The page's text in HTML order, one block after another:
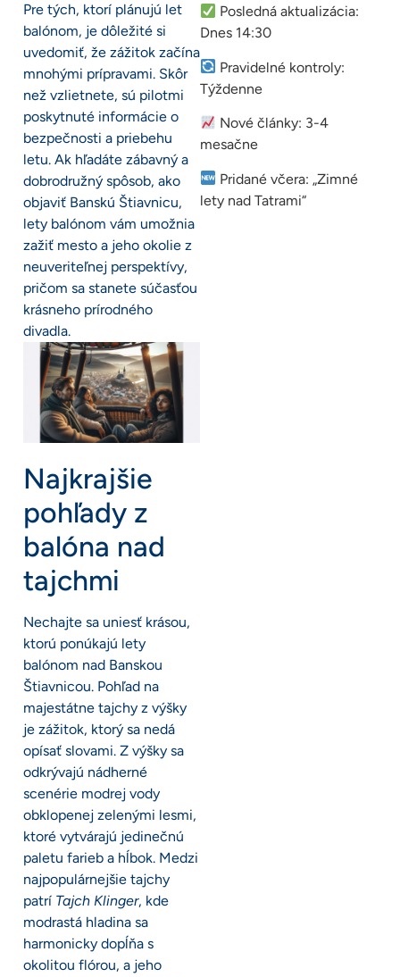
Pre tých, ktorí plánujú let
balónom, je dôležité si
uvedomiť, že zážitok začína
mnohými prípravami. Skôr
než vzlietnete, sú pilotmi
poskytnuté informácie o
bezpečnosti a priebehu
letu. Ak hľadáte zábavný a
dobrodružný spôsob, ako
objaviť Banskú Štiavnicu,
lety balónom vám umožnia
zažiť mesto a jeho okolie z
neuveriteľnej perspektívy,
pričom sa stanete súčasťou
krásneho prírodného
divadla.
Najkrajšie
pohľady z
balóna nad
tajchmi
Nechajte sa uniesť krásou,
ktorú ponúkajú lety
balónom nad Banskou
Štiavnicou. Pohľad na
majestátne tajchy z výšky
je zážitok, ktorý sa nedá
opísať slovami. Z výšky sa
odkrývajú nádherné
scenérie modrej vody
obklopenej zelenými lesmi,
ktoré vytvárajú jedinečnú
paletu farieb a hĺbok. Medzi
najpopulárnejšie tajchy
patrí Tajch Klinger, kde
modrastá hladina sa
harmonicky dopĺňa s
okolitou flórou, a jeho
Posledná aktualizácia:
Dnes 14:30
Pravidelné kontroly:
Týždenne
Nové články: 3-4
mesačne
Pridané včera: „Zimné
lety nad Tatrami“